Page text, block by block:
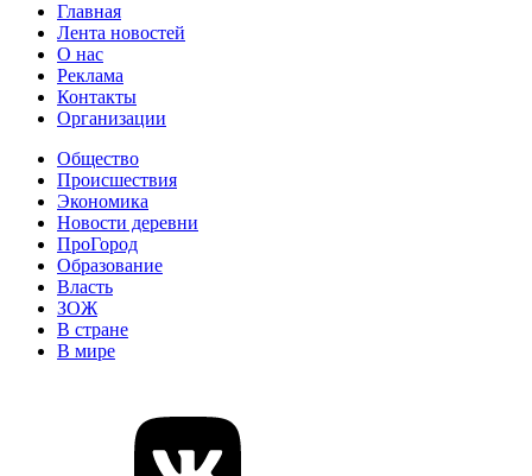
Главная
Лента новостей
О нас
Реклама
Контакты
Организации
Общество
Происшествия
Экономика
Новости деревни
ПроГород
Образование
Власть
ЗОЖ
В стране
В мире